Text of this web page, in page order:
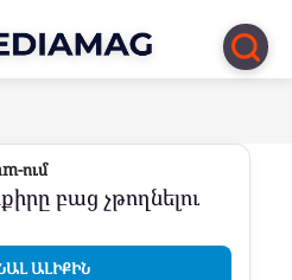
ում
բաց չթողնելու
ԱԼԻՔԻՆ